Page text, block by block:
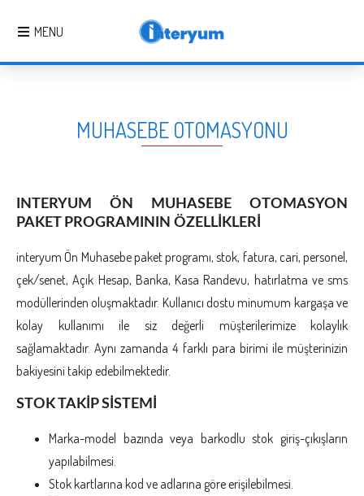
MENU
MUHASEBE OTOMASYONU
INTERYUM ÖN MUHASEBE OTOMASYON
PAKET PROGRAMININ ÖZELLİKLERİ
interyum Ön Muhasebe paket programı, stok, fatura, cari, personel,
çek/senet, Açık Hesap, Banka, Kasa Randevu, hatırlatma ve sms
modüllerinden oluşmaktadır. Kullanıcı dostu minumum kargaşa ve
kolay kullanımı ile siz değerli müşterilerimize kolaylık
sağlamaktadır. Aynı zamanda 4 farklı para birimi ile müşterinizin
bakiyesini takip edebilmektedir.
STOK TAKİP SİSTEMİ
Marka-model bazında veya barkodlu stok giriş-çıkışların
yapılabilmesi.
Stok kartlarına kod ve adlarına göre erişilebilmesi.